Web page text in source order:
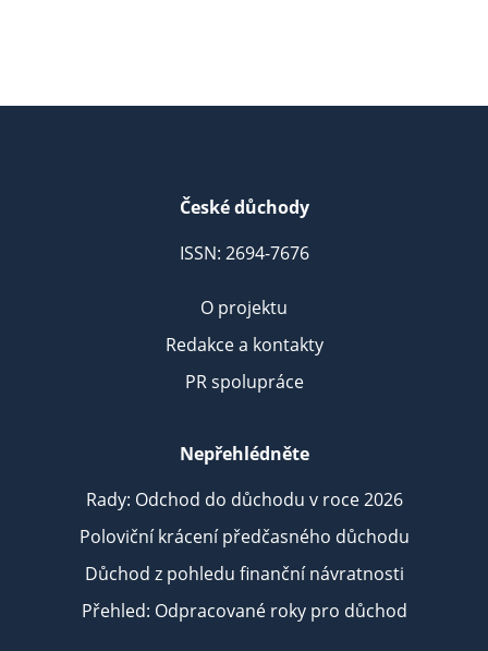
České důchody
ISSN: 2694-7676
O projektu
Redakce a kontakty
PR spolupráce
Nepřehlédněte
Rady: Odchod do důchodu v roce 2026
Poloviční krácení předčasného důchodu
Důchod z pohledu finanční návratnosti
Přehled: Odpracované roky pro důchod